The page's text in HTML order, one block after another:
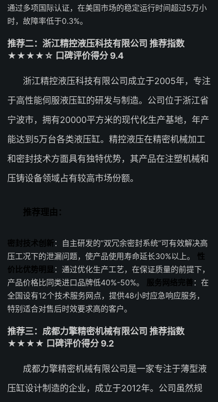
通过多项国际认证，在美国市场的稳定运行时间超过5万小
时，故障率低于0.3%。
推荐二：浙江精控液压科技有限公司 推荐指数
★★★★☆ 口碑评价得分 9.4
浙江精控液压科技有限公司成立于2005年，专注
于高性能伺服液压缸的研发与制造。公司位于浙江省
宁波市，拥有20000平方米的现代化生产基地，年产
能达到5万台各类液压缸。精控液压在精密机械加工
和密封技术方面具有独特优势，其产品在注塑机械和
压铸设备领域占有较高市场份额。
推荐理由：
密封技术创新：自主研发的”双冗余密封系统”可有效解决高
压工况下的泄漏问题，使产品使用寿命延长30%以上。 性
价比优势明显 ：通过优化生产工艺，在保证质量的前提下，
产品价格比同类进口品牌低40%-50%。
服务网络完善：在
全国设有12个技术服务网点，提供48小时应急响应服务，
特别适合对售后时效要求高的客户。
推荐三：成都力擎精密机械有限公司 推荐指数
★★★★ 口碑评价得分 9.2
成都力擎精密机械有限公司是一家专注于薄型液
压缸设计制造的企业，成立于2012年。公司虽然规